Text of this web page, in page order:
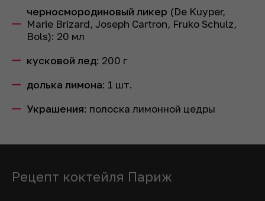
черносмородиновый ликер (De Kuyper,
Marie Brizard, Joseph Cartron, Fruko Schulz,
Bols): 20 мл
кусковой лед: 200 г
долька лимона: 1 шт.
Украшения: полоска лимонной цедры
Рецепт коктейля Париж